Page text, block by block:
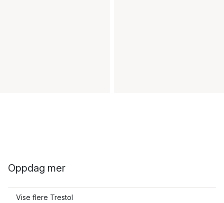
Oppdag mer
Vise flere Trestol